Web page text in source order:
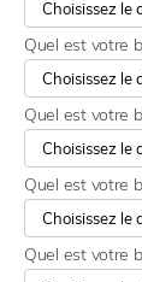
Quel est votre
Quel est votre
Quel est votre
Quel est votre